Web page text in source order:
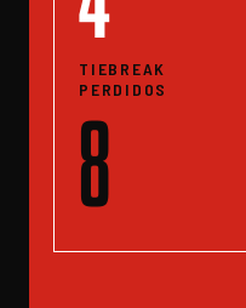
TIEBREAK
PERDIDOS
8